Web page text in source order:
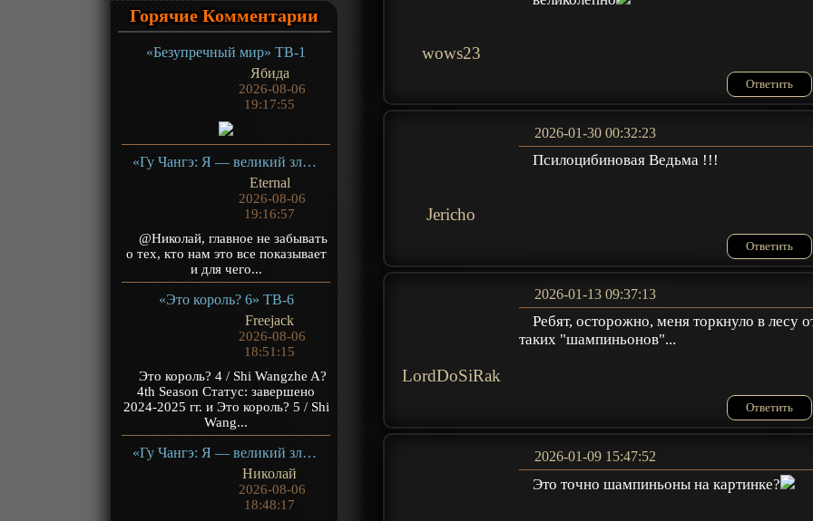
Горячие Комментарии
«Безупречный мир» ТВ-1
Ябида
2026-08-06
19:17:55
«Гу Чангэ: Я — великий злодей Небесной Судьбы» ТВ-1
Eternal
2026-08-06
19:16:57
@Николай, главное не забывать
о тех, кто нам это все показывает
и для чего...
«Это король? 6» ТВ-6
Freejack
2026-08-06
18:51:15
Это король? 4 / Shi Wangzhe A?
4th Season Статус: завершено
2024-2025 гг. и Это король? 5 / Shi
Wang...
«Гу Чангэ: Я — великий злодей Небесной Судьбы» ТВ-1
Николай
2026-08-06
18:48:17
wows23
Ответить
Jericho
2026-01-30 00:32:23
Псилоцибиновая Ведьма !!!
Ответить
LordDoSiRak
2026-01-13 09:37:13
Ребят, осторожно, меня торкнуло в лесу
таких "шампиньонов"...
Ответить
2026-01-09 15:47:52
Это точно шампиньоны на картинке?